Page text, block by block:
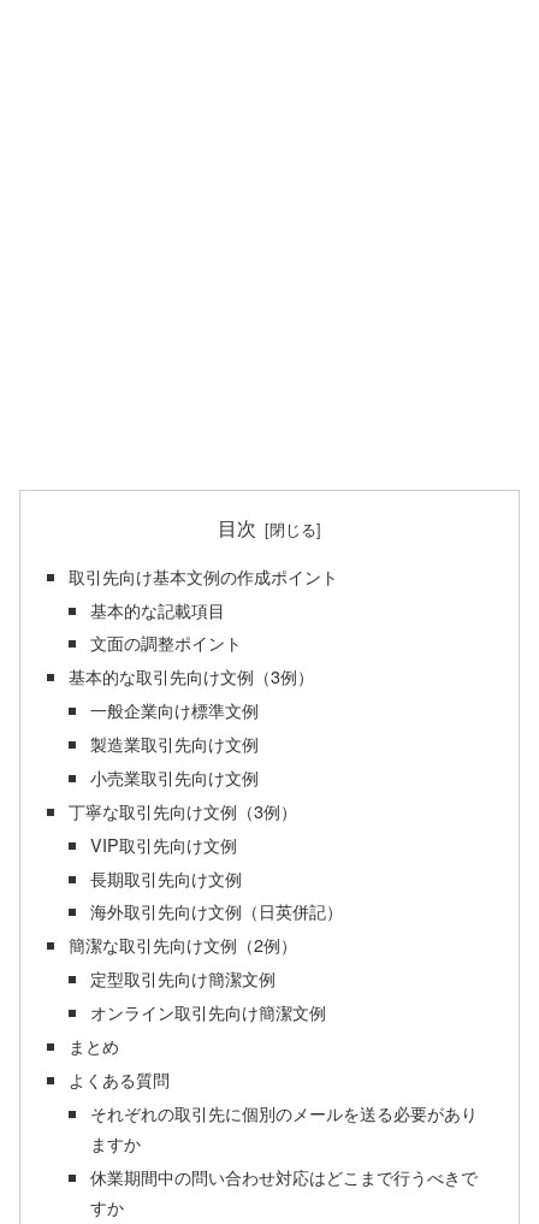
目次
取引先向け基本文例の作成ポイント
基本的な記載項目
文面の調整ポイント
基本的な取引先向け文例（3例）
一般企業向け標準文例
製造業取引先向け文例
小売業取引先向け文例
丁寧な取引先向け文例（3例）
VIP取引先向け文例
長期取引先向け文例
海外取引先向け文例（日英併記）
簡潔な取引先向け文例（2例）
定型取引先向け簡潔文例
オンライン取引先向け簡潔文例
まとめ
よくある質問
それぞれの取引先に個別のメールを送る必要があり
ますか
休業期間中の問い合わせ対応はどこまで行うべきで
すか